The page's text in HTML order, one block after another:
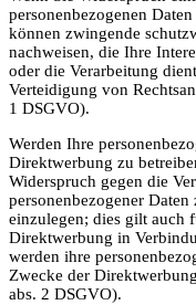
personenbezogenen
können zwingende
nachweisen, die Ihre
oder die Verarbeitung
Verteidigung von
1 DSGVO).
Werden Ihre
Direktwerbung zu
Widerspruch gegen die
personenbezogener
einzulegen; dies gilt auch
Direktwerbung in
werden ihre
Zwecke der
abs. 2 DSGVO).